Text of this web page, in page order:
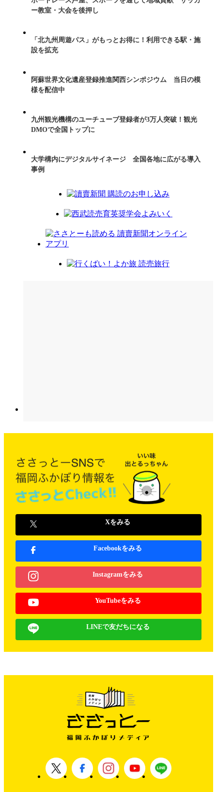
ー教室・大会を後押し
「北九州周遊パス」がもっとお得に！利用できる駅・施
設を拡充
阿蘇世界文化遺産登録推進関西シンポジウム 当日の模
様を配信中
九州観光機構のユーチューブ登録者が3万人突破！観光
DMOで全国トップに
大学構内にデジタルサイネージ 全国各地に広がる導入
事例
Xをみる
Facebookをみる
Instagramをみる
YouTubeをみる
LINEで友だちになる